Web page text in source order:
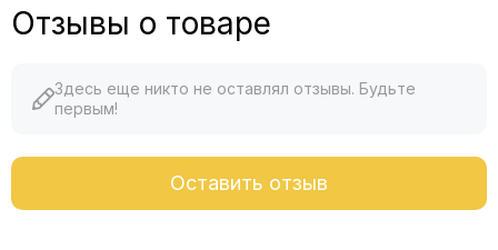
Отзывы о товаре
Здесь еще никто не оставлял отзывы. Будьте
первым!
Оставить отзыв